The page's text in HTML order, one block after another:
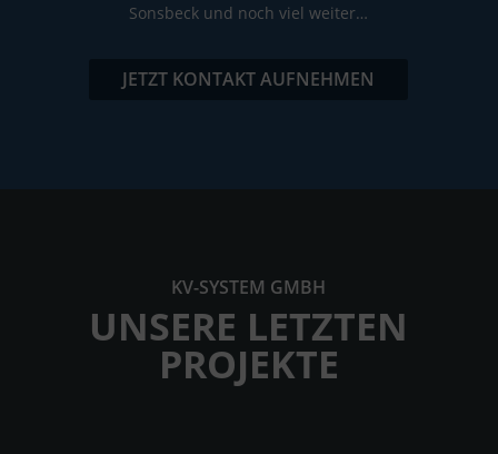
Sonsbeck und noch viel weiter…
JETZT KONTAKT AUFNEHMEN
KV-SYSTEM GMBH
UNSERE LETZTEN
PROJEKTE